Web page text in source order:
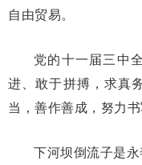
自由贸易。
党的十一届三中
进、敢于拼搏，求真
当，善作善成，努力
下河坝倒流子是